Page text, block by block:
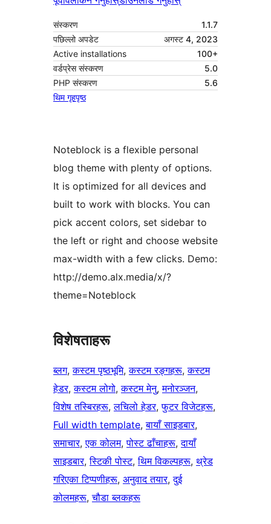
संस्करण
1.1.7
पछिल्लो अपडेट
अगस्ट 4, 2023
Active installations
100+
वर्डप्रेस संस्करण
5.0
PHP संस्करण
5.6
थिम गृहपृष्ठ
Noteblock is a flexible personal
blog theme with plenty of options.
It is optimized for all devices and
built to work with blocks. You can
pick accent colors, set sidebar to
the left or right and choose website
max-width with a few clicks. Demo:
http://demo.alx.media/x/?
theme=Noteblock
विशेषताहरू
ब्लग, कस्टम पृष्ठभूमि, कस्टम रङ्गहरू, कस्टम
हेडर, कस्टम लोगो, कस्टम मेनु, मनोरञ्जन
विशेष तस्बिरहरू, लचिलो हेडर, फुटर विजेटहरू
Full width template, बायाँ साइडबार
समाचार, एक कोलम, पोस्ट ढाँचाहरू, दायाँ
साइडबार, स्टिकी पोस्ट, थिम विकल्पहरू, थ्रेड
गरिएका टिप्पणीहरू, अनुवाद तयार, दुई
कोलमहरू, चौडा ब्लकहरू